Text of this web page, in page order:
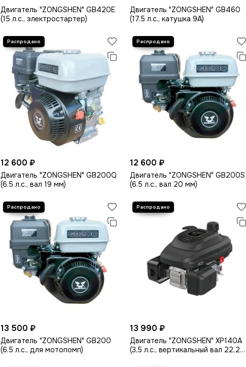
Двигатель "ZONGSHEN" GB420E
(15 л.с., электростартер)
Двигатель "ZONGSHEN" GB460
(17,5 л.с., катушка 9А)
12 600 ₽
Двигатель "ZONGSHEN" GB200Q
(6.5 л.с., вал 19 мм)
12 600 ₽
Двигатель "ZONGSHEN" GB200S
(6.5 л.с., вал 20 мм)
13 500 ₽
Двигатель "ZONGSHEN" GB200
(6.5 л.с., для мотопомп)
13 990 ₽
Двигатель "ZONGSHEN" XP140A
(3,5 л.с., вертикальный вал 22,2